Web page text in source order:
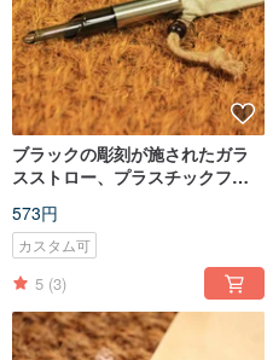
ブラックの彫刻が施されたガラ
スストロー、プラスチックフリ
ット、ステンレススチール製の
保護ボックス、ウールブラシ、
573円
カスタム可
5 (3)